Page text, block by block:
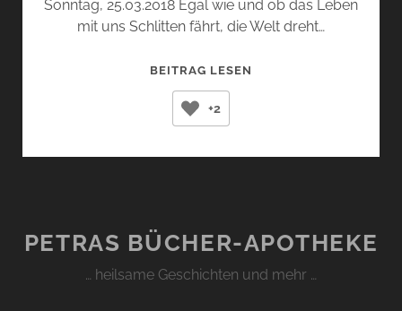
Sonntag, 25.03.2018 Egal wie und ob das Leben
mit uns Schlitten fährt, die Welt dreht…
BEITRAG LESEN
GOSHEN)
+2
PETRAS BÜCHER-APOTHEKE
… heilsame Geschichten und mehr …